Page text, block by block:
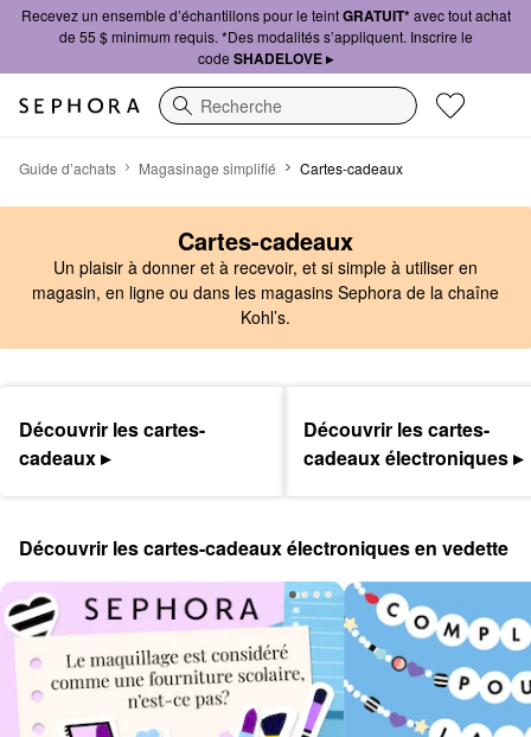
Recevez un ensemble d’échantillons pour le teintGRATUIT*avec tout achat
de 55 $ minimum requis. *Des modalités s’appliquent. Inscrire le
code SHADELOVE ▸
Recherche
Guide d’achats Magasinage simplifié Cartes-cadeaux
Cartes-cadeaux
Un plaisir à donner et à recevoir, et si simple à utiliser en
magasin, en ligne ou dans les magasins Sephora de la chaîne
Kohl’s.
Découvrir les cartes-
cadeaux ▸
Découvrir les cartes-
cadeaux électroniques ▸
Découvrir les cartes-cadeaux électroniques en vedette